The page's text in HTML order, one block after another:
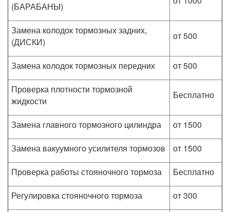
(БАРАБАНЫ)
Замена колодок тормозных задних,
(ДИСКИ)
от 500
Замена колодок тормозных передних
от 500
Проверка плотности тормозной
жидкости
Бесплатно
Замена главного тормозного цилиндра
от 1500
Замена вакуумного усилителя тормозов
от 1500
Проверка работы стояночного тормоза
Бесплатно
Регулировка стояночного тормоза
от 300